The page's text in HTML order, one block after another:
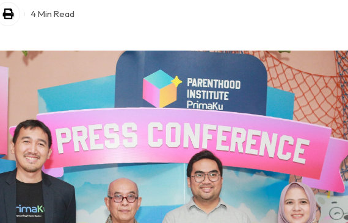
4 Min Read